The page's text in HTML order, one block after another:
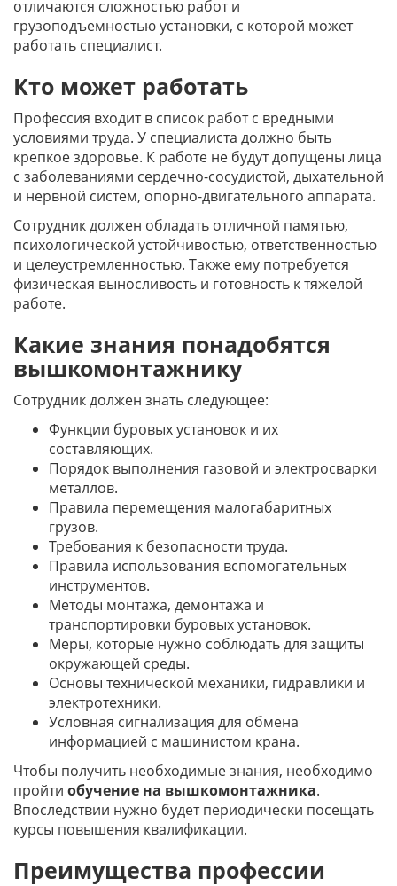
отличаются сложностью работ и
грузоподъемностью установки, с которой может
работать специалист.
Кто может работать
Профессия входит в список работ с вредными
условиями труда. У специалиста должно быть
крепкое здоровье. К работе не будут допущены лица
с заболеваниями сердечно-сосудистой, дыхательной
и нервной систем, опорно-двигательного аппарата.
Сотрудник должен обладать отличной памятью,
психологической устойчивостью, ответственностью
и целеустремленностью. Также ему потребуется
физическая выносливость и готовность к тяжелой
работе.
Какие знания понадобятся
вышкомонтажнику
Сотрудник должен знать следующее:
Функции буровых установок и их
составляющих.
Порядок выполнения газовой и электросварки
металлов.
Правила перемещения малогабаритных
грузов.
Требования к безопасности труда.
Правила использования вспомогательных
инструментов.
Методы монтажа, демонтажа и
транспортировки буровых установок.
Меры, которые нужно соблюдать для защиты
окружающей среды.
Основы технической механики, гидравлики и
электротехники.
Условная сигнализация для обмена
информацией с машинистом крана.
Чтобы получить необходимые знания, необходимо
пройти обучение на вышкомонтажника.
Впоследствии нужно будет периодически посещать
курсы повышения квалификации.
Преимущества профессии